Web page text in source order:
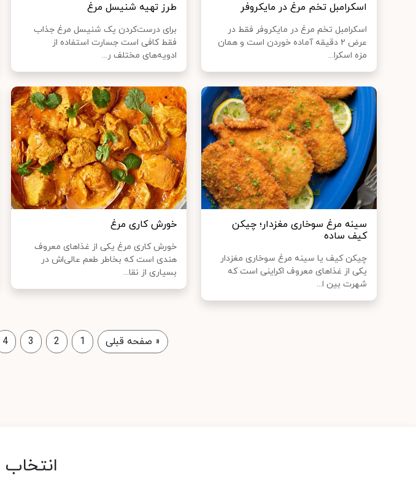
اسکرامبل تخم مرغ در مایکروفر
اسکرامبل تخم مرغ در مایکروفر فقط در
عرض ۲ دقیقه آماده خوردن است و همان
مزه اسکرا...
طرز تهیه شنیسل مرغ
برای درست‌کردن یک شنیسل مرغ جذاب
فقط کافی است جسارت استفاده از
ادویه‌های مختلف ر...
سینه مرغ سوخاری مغزدار؛ چیکن
کیف ساده
چیکن کیف یا سینه مرغ سوخاری مغزدار
یکی از غذاهای معروف اکراینی است که
شهرت بین ا...
خورش کاری مرغ
خورش کاری مرغ یکی از غذاهای معروف
هندی است که بخاطر طعم عالی‌اش در
بسیاری از نقا...
« صفحه قبلی 1
2
3
4
انتخاب